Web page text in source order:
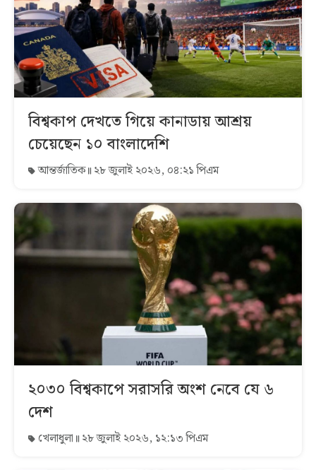
বিশ্বকাপ দেখতে গিয়ে কানাডায় আশ্রয়
চেয়েছেন ১০ বাংলাদেশি
আন্তর্জাতিক ২৮ জুলাই ২০২৬, ০৪:২১ পিএম
২০৩০ বিশ্বকাপে সরাসরি অংশ নেবে যে ৬
দেশ
খেলাধুলা ২৮ জুলাই ২০২৬, ১২:১৩ পিএম